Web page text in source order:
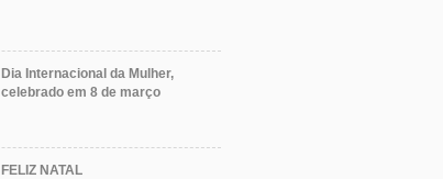
Dia Internacional da Mulher,
celebrado em 8 de março
FELIZ NATAL